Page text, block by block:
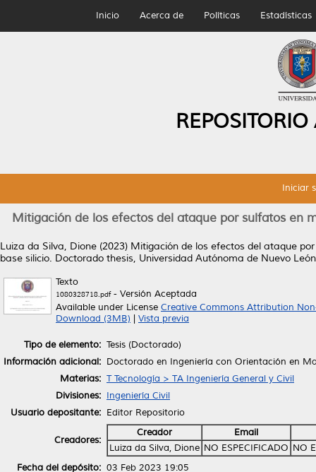
Inicio Acerca de Políticas Estadísticas
Iniciar
Mitigación de los efectos del ataque por sulfatos en
Luiza da Silva, Dione (2023) Mitigación de los efectos del ataque
base silicio. Doctorado thesis, Universidad Autónoma de Nuevo
Texto
1080328718.pdf- Versión Aceptada
Available under License Creative Commons Attribution
Download (3MB)
Vista previa
Tipo de elemento: Tesis (Doctorado)
Información adicional: Doctorado en Ingeniería con Orientación en
Materias: T Tecnología > TA Ingeniería General y Civil
Divisiones: Ingeniería Civil
Usuario depositante: Editor Repositorio
Creadores:
Creador
Email
Luiza da Silva, Dione NO ESPECIFICADO NO
Fecha del depósito: 03 Feb 2023 19:05